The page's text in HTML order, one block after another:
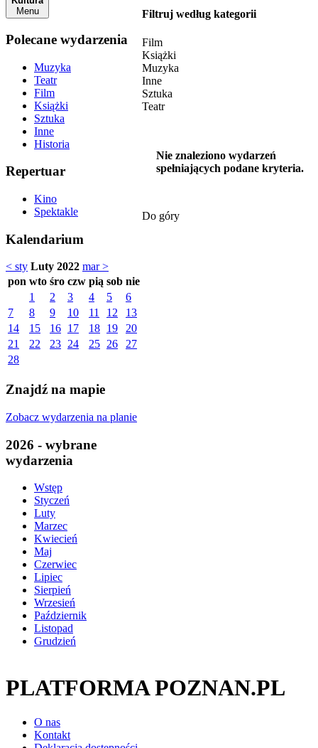
Menu
Polecane wydarzenia
Muzyka
Teatr
Film
Książki
Sztuka
Inne
Historia
Repertuar
Kino
Spektakle
Kalendarium
< sty Luty 2022 mar >
pon wto śro czw pią sob nie
1
2 3 4 5
6
7
8 9 10 11 12
13
14
15 16 17 18 19
20
21
22 23 24 25 26
27
28
Znajdź na mapie
Zobacz wydarzenia na planie
2026 - wybrane
wydarzenia
Wstęp
Styczeń
Luty
Marzec
Kwiecień
Maj
Czerwiec
Lipiec
Sierpień
Wrzesień
Październik
Listopad
Grudzień
Filtruj według kategorii
Film
Książki
Muzyka
Inne
Sztuka
Teatr
Nie znaleziono wydarzeń
spełniających podane kryteria.
Do góry
PLATFORMA POZNAN.PL
O nas
Kontakt